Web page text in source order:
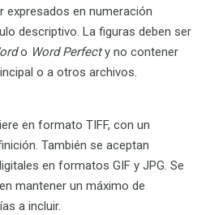
expresados en numeración
descriptivo. La figuras deben ser
o Word Perfecty no contener
o a otros archivos.
en formato TIFF, con un
También se aceptan
en formatos GIF y JPG. Se
mantener un máximo de
a incluir.